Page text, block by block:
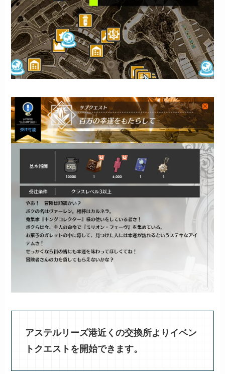
アステルリーズ港近くの交換所よりイベン
トクエストを開始できます。